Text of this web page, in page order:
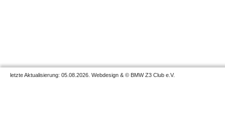
letzte Aktualisierung: 05.08.2026. Webdesign & © BMW Z3 Club e.V.